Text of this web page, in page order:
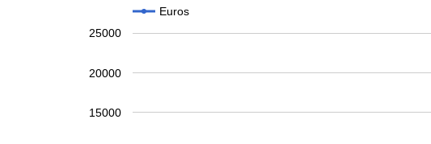
Euros
15000
20000
25000